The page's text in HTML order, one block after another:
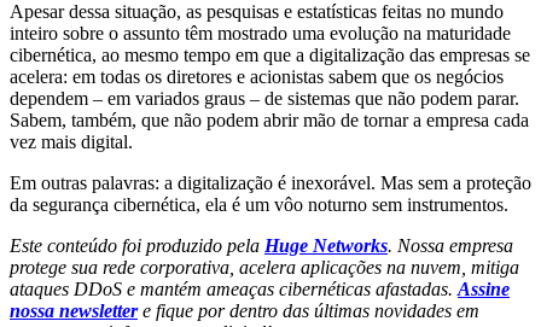
Apesar dessa situação, as pesquisas e estatísticas feitas no mundo
inteiro sobre o assunto têm mostrado uma evolução na maturidade
cibernética, ao mesmo tempo em que a digitalização das empresas se
acelera: em todas os diretores e acionistas sabem que os negócios
dependem – em variados graus – de sistemas que não podem parar.
Sabem, também, que não podem abrir mão de tornar a empresa cada
vez mais digital.
Em outras palavras: a digitalização é inexorável. Mas sem a proteção
da segurança cibernética, ela é um vôo noturno sem instrumentos.
Este conteúdo foi produzido pela Huge Networks. Nossa empresa
protege sua rede corporativa, acelera aplicações na nuvem, mitiga
ataques DDoS e mantém ameaças cibernéticas afastadas. Assine
nossa newslettere fique por dentro das últimas novidades em